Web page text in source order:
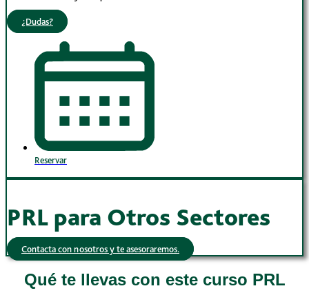
¿Dudas?
Reservar
PRL para Otros Sectores
Contacta con nosotros y te asesoraremos.
Qué te llevas con este curso PRL